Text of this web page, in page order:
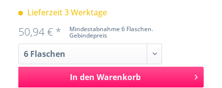
Lieferzeit 3 Werktage
Mindestabnahme 6 Flaschen.
Gebindepreis
50,94 € *
In den Warenkorb